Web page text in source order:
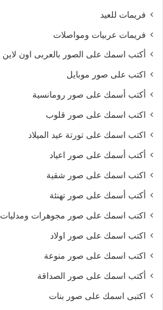
فريمات للعيد
فريمات عربيات ومواصلات
أكتب اسمك على الصور بالعربى اون لاين
اكتب على صور موبايل
أكتب أسمك على صور رومانسية
اكتب اسمك على صور قلوب
اكتب اسمك على تورتة عيد الميلاد
أكتب أسمك على صور اعياد
اكتب اسمك على صور شقية
أكتب أسمك على صور تهنئة
اكتب اسمك على صور مجوهرات ومدليات
اكتب اسمك على صور اولاد
اكتب اسمك على صور منوعة
أكتب اسمك على صور الصداقة
اكتبى اسمك على صور بنات